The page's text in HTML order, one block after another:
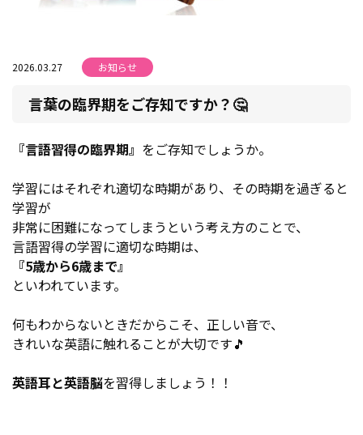
2026.03.27 お知らせ
言葉の臨界期をご存知ですか？🤔
『言語習得の臨界期』 をご存知でしょうか。
学習にはそれぞれ適切な時期があり、その時期を過ぎると
学習が
非常に困難になってしまうという考え方のことで、
言語習得の学習に適切な時期は、
『5歳から6歳まで』
といわれています。
何もわからないときだからこそ、正しい音で、
きれいな英語に触れることが大切です🎵
英語耳と英語脳を習得しましょう！！